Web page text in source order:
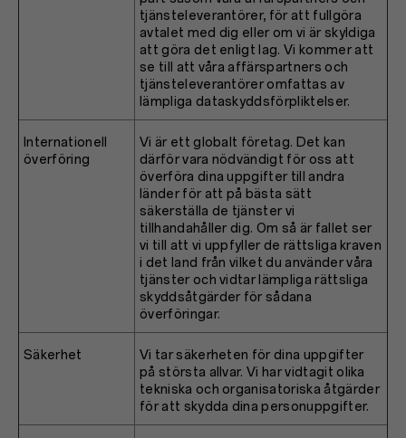
tjänsteleverantörer, för att fullgöra
avtalet med dig eller om vi är skyldiga
att göra det enligt lag. Vi kommer att
se till att våra affärspartners och
tjänsteleverantörer omfattas av
lämpliga dataskyddsförpliktelser.
Internationell
överföring
Vi är ett globalt företag. Det kan
därför vara nödvändigt för oss att
överföra dina uppgifter till andra
länder för att på bästa sätt
säkerställa de tjänster vi
tillhandahåller dig. Om så är fallet ser
vi till att vi uppfyller de rättsliga kraven
i det land från vilket du använder våra
tjänster och vidtar lämpliga rättsliga
skyddsåtgärder för sådana
överföringar.
Säkerhet
Vi tar säkerheten för dina uppgifter
på största allvar. Vi har vidtagit olika
tekniska och organisatoriska åtgärder
för att skydda dina personuppgifter.